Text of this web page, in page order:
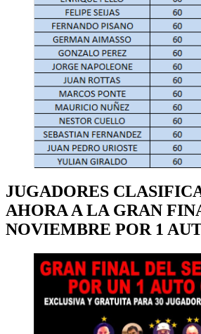
JUGADORES
AHORA A LA GRAN
NOVIEMBRE POR 1